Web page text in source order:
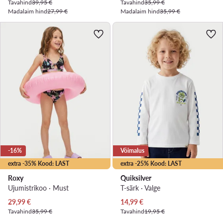
Tavahind39,95 €
Madalaim hind27,99 €
Tavahind35,99 €
Madalaim hind35,99 €
extra -35% Kood: LAST
-16%
Roxy
Ujumistrikoo · Must
Praegune hind
29,99€
Tavahind35,99 €
extra -25% Kood: LAST
Võimalus
Quiksilver
T-särk · Valge
Praegune hind
14,99€
Tavahind19,95 €